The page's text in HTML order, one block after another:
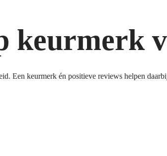
keurmerk
Een keurmerk én positieve reviews helpen